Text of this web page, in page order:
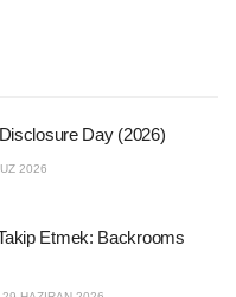
Day (2026)
2026
Etmek: Backrooms